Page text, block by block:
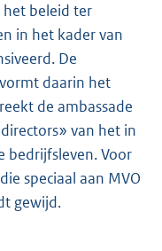
het beleid ter
in het kader van
De
daarin het
de ambassade
van het in
bedrijfsleven. Voor
speciaal aan MVO
gewijd.